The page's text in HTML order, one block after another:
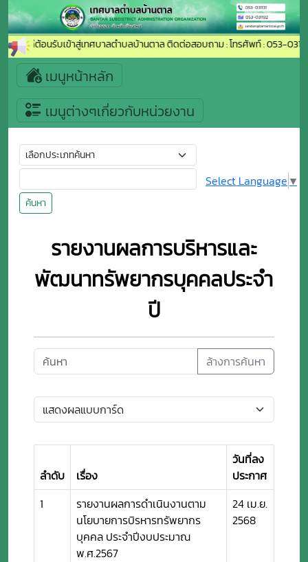
ยินดีต้อนรับเข้าสู่เทศบาลตำบลบ้านตาล ติดต่อสอบถาม : โทรศัพท์ : 053-
เมนูหน้าหลัก
เมนูต่างๆเกี่ยวกับหน่วยงาน
ค้นหา
Select Language ▼
รายงานผลการบริหารและ
พัฒนาทรัพยากรบุคคลประจำ
ปี
ล้างการค้นหา
ลำดับ เรื่อง
วันที่ลง
ประกาศ
1
รายงานผลการดำเนินงานตาม
นโยบายการบิรหารทรัพยากร
บุคคล ประจำปีงบประมาณ
พ.ศ.2567
24 เม.ย.
2568